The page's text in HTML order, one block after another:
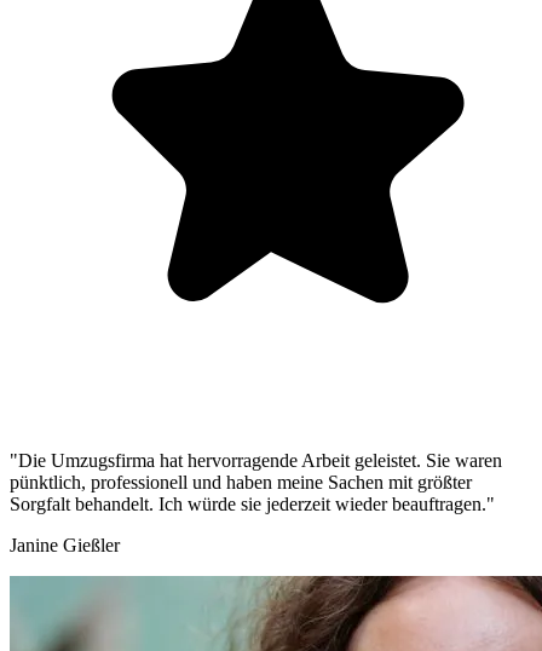
"Die Umzugsfirma hat hervorragende Arbeit geleistet. Sie waren
pünktlich, professionell und haben meine Sachen mit größter
Sorgfalt behandelt. Ich würde sie jederzeit wieder beauftragen."
Janine Gießler